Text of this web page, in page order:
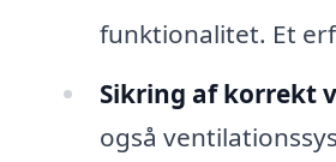
funktionalitet. Et
Sikring af korrekt
også